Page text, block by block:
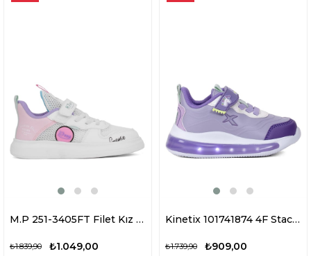
M.P 251-3405FT Filet Kız Çocuk Yürüyüş Ayakkabısı Beyaz - Pembe
₺1.049,00
₺1.839,90
Kinetix 101741874 4F Stach Pu B 4PR Bebe Kız Çocuk Yürüyüş Ayakkabısı Lila
₺909,00
₺1.739,90